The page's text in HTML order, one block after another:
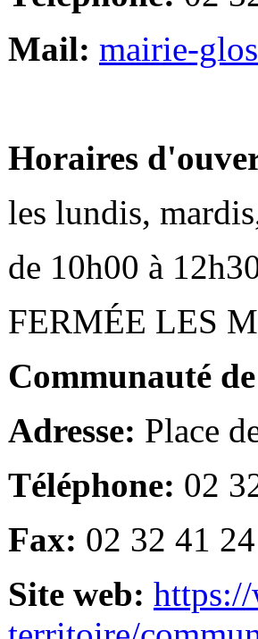
Mail: mairie-
Horaires
les lundis,
de 10h00 à
FERMÉE LES
Communauté
Adresse: Place
Téléphone: 02
Fax: 02 32 41
Site web: